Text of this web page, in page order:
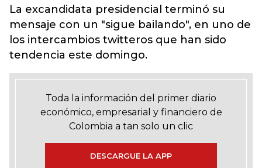
La excandidata presidencial terminó su
mensaje con un "sigue bailando", en uno de
los intercambios twitteros que han sido
tendencia este domingo.
Toda la información del primer diario
económico, empresarial y financiero de
Colombia a tan solo un clic
DESCARGUE LA APP